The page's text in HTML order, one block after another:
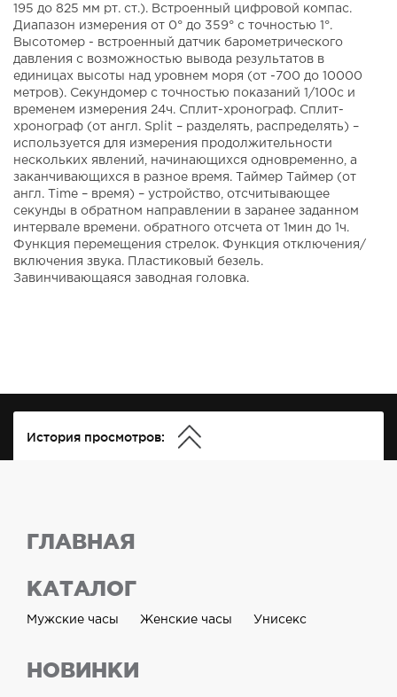
195 до 825 мм рт. ст.). Встроенный цифровой компас.
Диапазон измерения от 0° до 359° с точностью 1°.
Высотомер - встроенный датчик барометрического
давления с возможностью вывода результатов в
единицах высоты над уровнем моря (от -700 до 10000
метров). Секундомер с точностью показаний 1/100с и
временем измерения 24ч. Сплит-хронограф. Сплит-
хронограф (от англ. Split – разделять, распределять) –
используется для измерения продолжительности
нескольких явлений, начинающихся одновременно, а
заканчивающихся в разное время. Таймер Таймер (от
англ. Time – время) – устройство, отсчитывающее
секунды в обратном направлении в заранее заданном
интервале времени. обратного отсчета от 1мин до 1ч.
Функция перемещения стрелок. Функция отключения/
включения звука. Пластиковый безель.
Завинчивающаяся заводная головка.
История просмотров:
ГЛАВНАЯ
КАТАЛОГ
Мужские часы Женские часы Унисекс
НОВИНКИ